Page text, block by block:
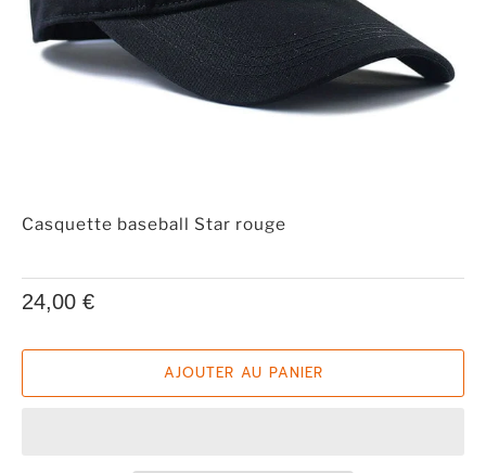
Casquette baseball Star rouge
24,00 €
AJOUTER AU PANIER